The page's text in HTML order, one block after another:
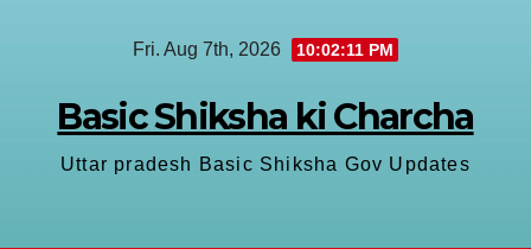
Fri. Aug 7th, 2026 10:02:11 PM
Basic Shiksha ki Charcha
Uttar pradesh Basic Shiksha Gov Updates